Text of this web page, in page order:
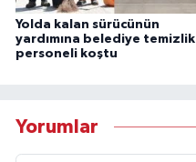
Yolda kalan sürücünün
yardımına belediye temizlik
personeli koştu
Yorumlar